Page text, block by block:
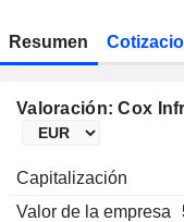
Resumen
Valoración: Cox
Capitalización
Valor de la empresa